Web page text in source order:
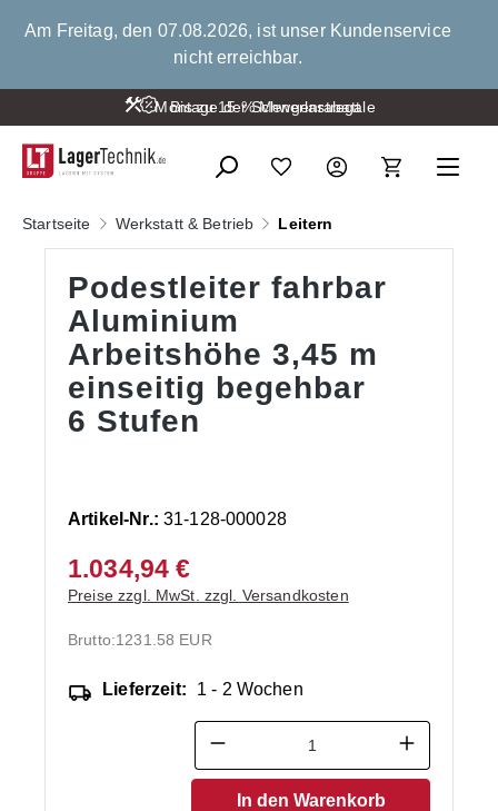
springen
Am Freitag, den 07.08.2026, ist unser Kundenservice
nicht erreichbar.
Bis zu 15 % Mengenrabatt
Montage der Schwerlastregale
Startseite Werkstatt & Betrieb Leitern
Podestleiter fahrbar
Aluminium
Arbeitshöhe 3,45 m
einseitig begehbar
6 Stufen
Artikel-Nr.: 31-128-000028
1.034,94 €
Preise zzgl. MwSt. zzgl. Versandkosten
Brutto:1231.58 EUR
Lieferzeit: 1 - 2 Wochen
Produkt Anzahl: Gib den
In den Warenkorb